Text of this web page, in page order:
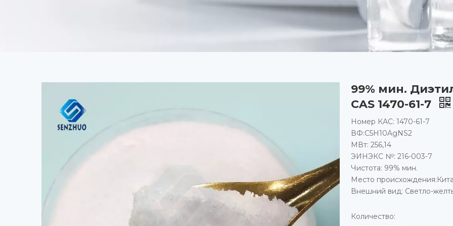
99% мин.
CAS 1470-61-7
Номер КАС: 1470-61-7
ВФ:C5H10AgNS2
МВт: 256,14
ЭИНЭКС №: 216-003-7
Чистота: 99% мин.
Место
Внешний вид: Светло-
Количество: